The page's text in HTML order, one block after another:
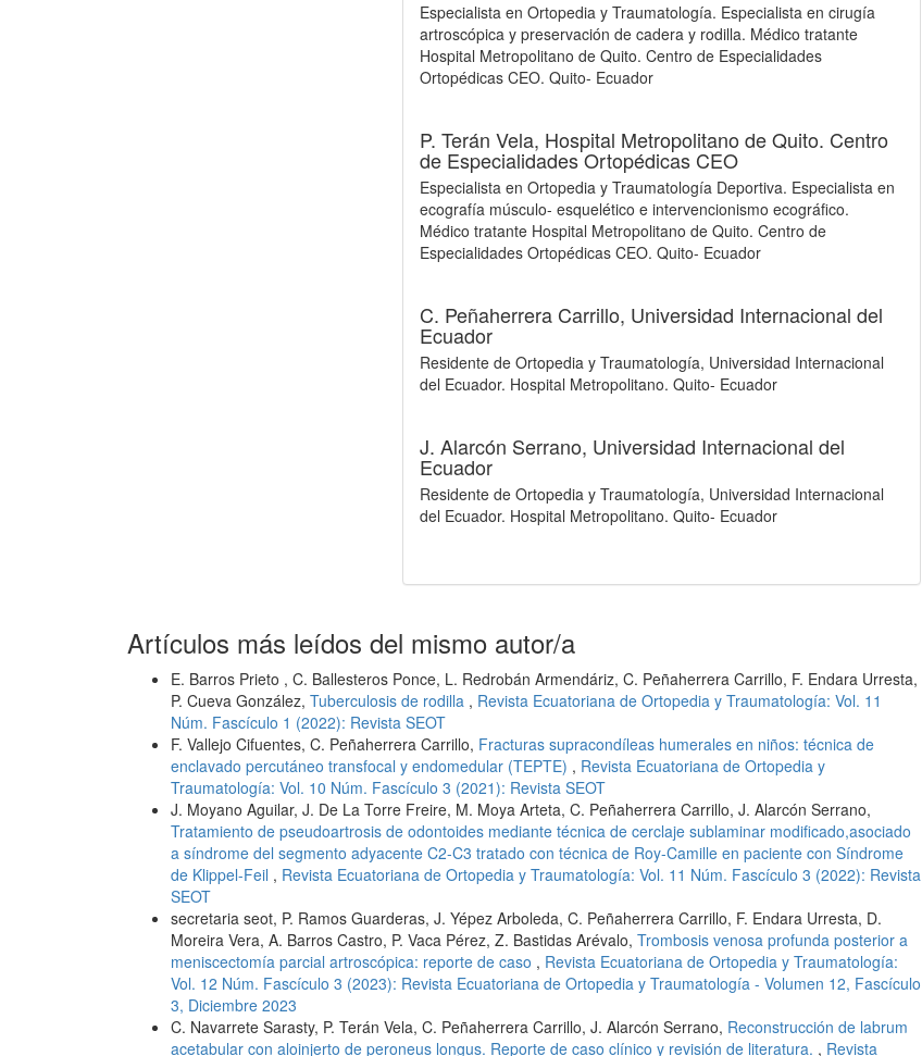
Especialista en Ortopedia y Traumatología. Especialista en cirugía
artroscópica y preservación de cadera y rodilla. Médico tratante
Hospital Metropolitano de Quito. Centro de Especialidades
Ortopédicas CEO. Quito- Ecuador
P. Terán Vela, Hospital Metropolitano de Quito. Centro
de Especialidades Ortopédicas CEO
Especialista en Ortopedia y Traumatología Deportiva. Especialista en
ecografía músculo- esquelético e intervencionismo ecográfico.
Médico tratante Hospital Metropolitano de Quito. Centro de
Especialidades Ortopédicas CEO. Quito- Ecuador
C. Peñaherrera Carrillo, Universidad Internacional del
Ecuador
Residente de Ortopedia y Traumatología, Universidad Internacional
del Ecuador. Hospital Metropolitano. Quito- Ecuador
J. Alarcón Serrano, Universidad Internacional del
Ecuador
Residente de Ortopedia y Traumatología, Universidad Internacional
del Ecuador. Hospital Metropolitano. Quito- Ecuador
Artículos más leídos del mismo autor/a
E. Barros Prieto , C. Ballesteros Ponce, L. Redrobán Armendáriz, C. Peñaherrera Carrillo, F. Endara Urresta,
P. Cueva González, Tuberculosis de rodilla , Revista Ecuatoriana de Ortopedia y Traumatología: Vol. 11
Núm. Fascículo 1 (2022): Revista SEOT
F. Vallejo Cifuentes, C. Peñaherrera Carrillo, Fracturas supracondíleas humerales en niños: técnica de
enclavado percutáneo transfocal y endomedular (TEPTE) , Revista Ecuatoriana de Ortopedia y
Traumatología: Vol. 10 Núm. Fascículo 3 (2021): Revista SEOT
J. Moyano Aguilar, J. De La Torre Freire, M. Moya Arteta, C. Peñaherrera Carrillo, J. Alarcón Serrano,
Tratamiento de pseudoartrosis de odontoides mediante técnica de cerclaje sublaminar modificado,asociado
a síndrome del segmento adyacente C2-C3 tratado con técnica de Roy-Camille en paciente con Síndrome
de Klippel-Feil , Revista Ecuatoriana de Ortopedia y Traumatología: Vol. 11 Núm. Fascículo 3 (2022): Revista
SEOT
secretaria seot, P. Ramos Guarderas, J. Yépez Arboleda, C. Peñaherrera Carrillo, F. Endara Urresta, D.
Moreira Vera, A. Barros Castro, P. Vaca Pérez, Z. Bastidas Arévalo, Trombosis venosa profunda posterior a
meniscectomía parcial artroscópica: reporte de caso , Revista Ecuatoriana de Ortopedia y Traumatología:
Vol. 12 Núm. Fascículo 3 (2023): Revista Ecuatoriana de Ortopedia y Traumatología - Volumen 12, Fascículo
3, Diciembre 2023
C. Navarrete Sarasty, P. Terán Vela, C. Peñaherrera Carrillo, J. Alarcón Serrano, Reconstrucción de labrum
acetabular con aloinjerto de peroneus longus. Reporte de caso clínico y revisión de literatura. , Revista